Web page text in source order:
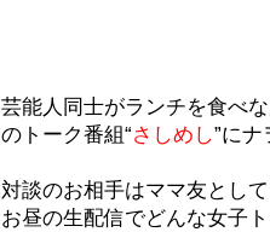
芸能人同士がランチを食べ
のトーク番組“さしめし”に
対談のお相手はママ友とし
お昼の生配信でどんな女子